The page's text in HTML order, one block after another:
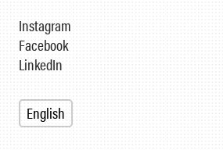
Instagram
Facebook
LinkedIn
English